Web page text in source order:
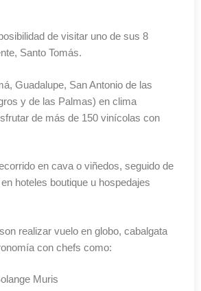
de visitar uno de sus 8
Santo Tomás.
Guadalupe, San Antonio de las
y de las Palmas) en clima
de más de 150 vinícolas con
en cava o viñedos, seguido de
hoteles boutique u hospedajes
realizar vuelo en globo, cabalgata
con chefs como:
Muris